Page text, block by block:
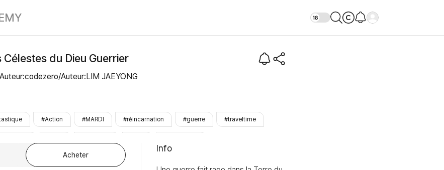
Les Techniques Célestes du Dieu Guerrier
MY
Célestes du Dieu Guerrier
Auteur:LIM JAEYONG
#Action #MARDI #réincarnation #guerre #traveltime
Acheter
Info